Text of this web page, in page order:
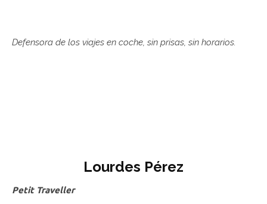
Defensora de los viajes en coche, sin prisas, sin horarios.
Lourdes Pérez
Petit Traveller